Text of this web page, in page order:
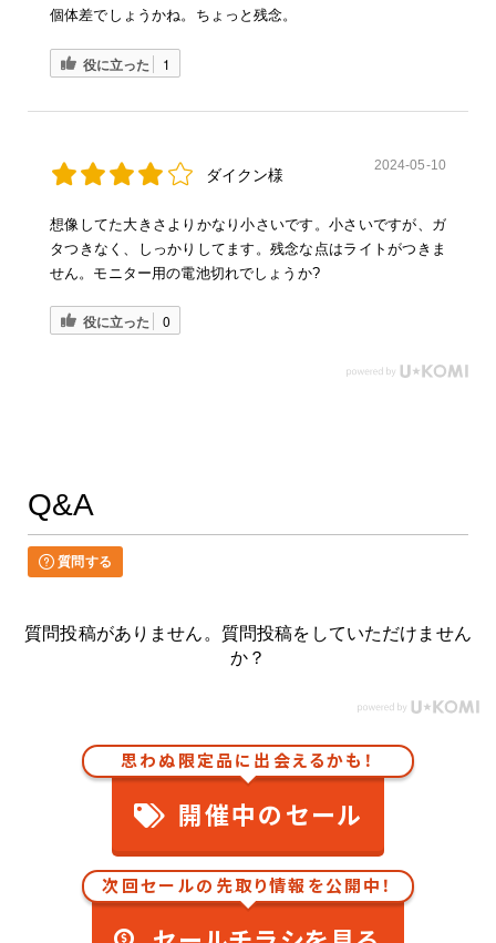
個体差でしょうかね。ちょっと残念。
役に立った 1
ダイクン様
2024-05-10
想像してた大きさよりかなり小さいです。小さいですが、ガ
タつきなく、しっかりしてます。残念な点はライトがつきま
せん。モニター用の電池切れでしょうか?
役に立った 0
Q&A
質問する
質問投稿がありません。質問投稿をしていただけません
か？
思わぬ限定品に出会えるかも！
開催中のセール
次回セールの先取り情報を公開中！